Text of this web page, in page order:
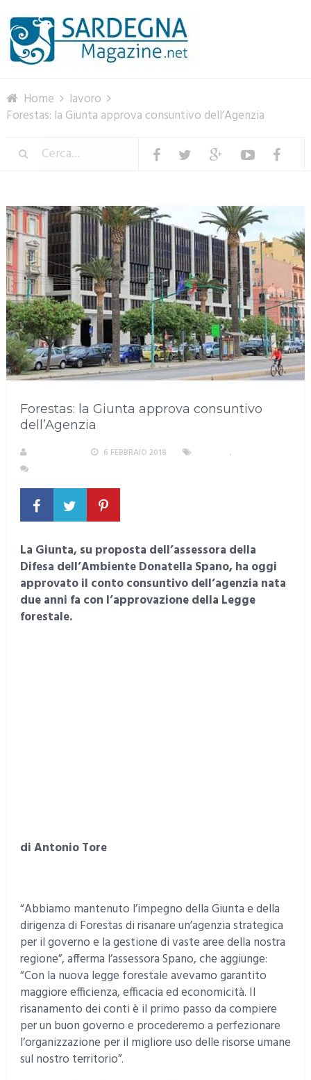
Home
lavoro
Forestas: la Giunta approva consuntivo dell’Agenzia
Forestas: la Giunta approva consuntivo
dell’Agenzia
6 FEBBRAIO 2018 ,
La Giunta, su proposta dell’assessora della
Difesa dell’Ambiente Donatella Spano, ha oggi
approvato il conto consuntivo dell’agenzia nata
due anni fa con l’approvazione della Legge
forestale.
di Antonio Tore
“Abbiamo mantenuto l’impegno della Giunta e della
dirigenza di Forestas di risanare un’agenzia strategica
per il governo e la gestione di vaste aree della nostra
regione”, afferma l’assessora Spano, che aggiunge:
“Con la nuova legge forestale avevamo garantito
maggiore efficienza, efficacia ed economicità. Il
risanamento dei conti è il primo passo da compiere
per un buon governo e procederemo a perfezionare
l’organizzazione per il migliore uso delle risorse umane
sul nostro territorio”.